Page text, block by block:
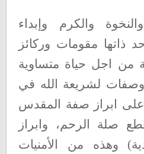
والكرم وإبداء
ذاتها مقومات وركائز
من اجل حياة متساوية
وصفات لشريعة الله في
على ابراز صفة المقدس
صلة الرحم، وابراز
وهذه من الأمنيات